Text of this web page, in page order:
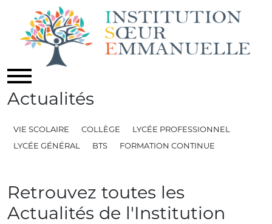
Actualités
VIE SCOLAIRE COLLÈGE LYCÉE PROFESSIONNEL
LYCÉE GÉNÉRAL BTS FORMATION CONTINUE
Retrouvez toutes les
Actualités de l'Institution